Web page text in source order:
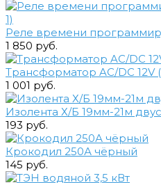
Реле времени
1 850 руб.
Трансформатор AC/DC 12V
1 001 руб.
Изолента Х/Б 19мм-21м
193 руб.
Крокодил 250А чёрный
145 руб.